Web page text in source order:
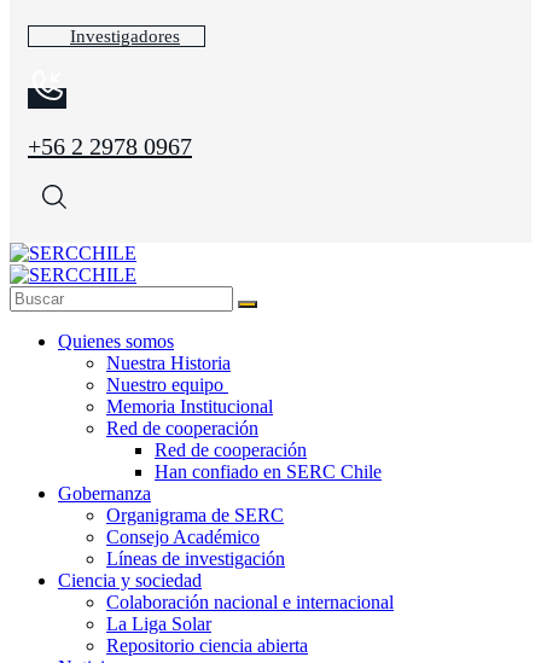
Investigadores
+56 2 2978 0967
Quienes somos
Nuestra Historia
Nuestro equipo
Memoria Institucional
Red de cooperación
Red de cooperación
Han confiado en SERC Chile
Gobernanza
Organigrama de SERC
Consejo Académico
Líneas de investigación
Ciencia y sociedad
Colaboración nacional e internacional
La Liga Solar
Repositorio ciencia abierta